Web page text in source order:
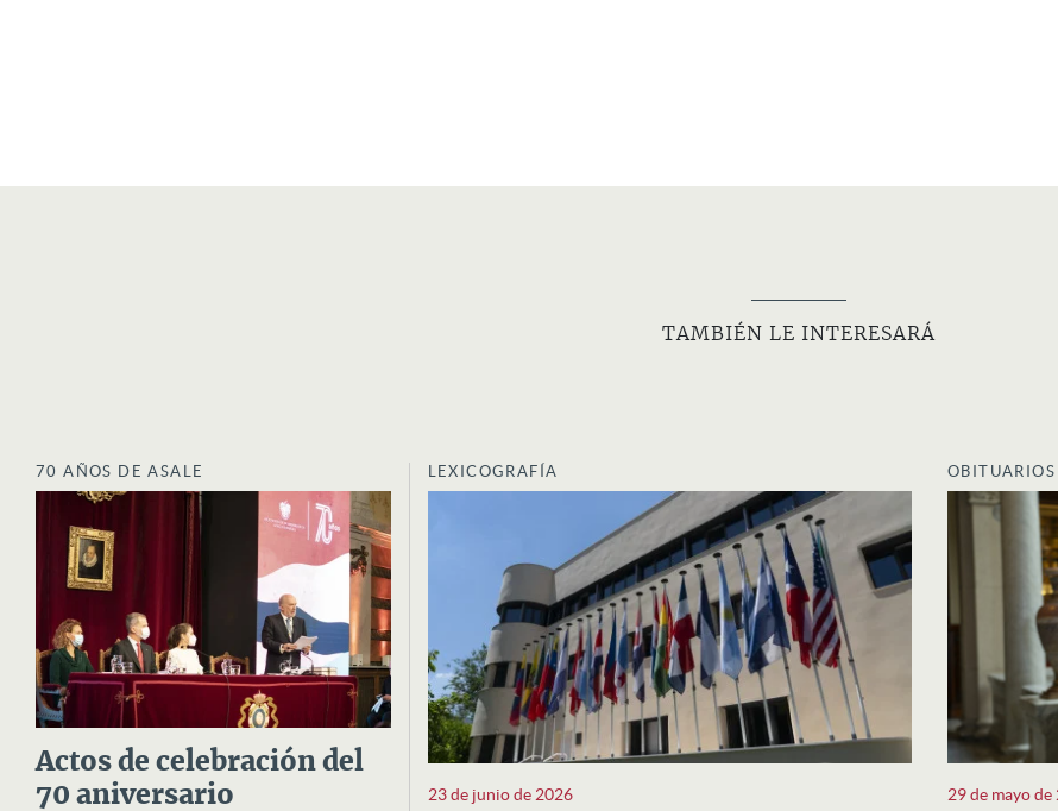
TAMBIÉN LE INTERESARÁ
70 AÑOS DE ASALE
Actos de celebración del
70 aniversario
LEXICOGRAFÍA
23 de junio de 2026
OBITUARIOS
29 de mayo de